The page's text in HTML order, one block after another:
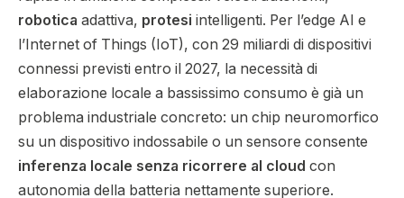
robotica adattiva, protesi intelligenti. Per l’edge AI e
l’Internet of Things (IoT), con 29 miliardi di dispositivi
connessi previsti entro il 2027, la necessità di
elaborazione locale a bassissimo consumo è già un
problema industriale concreto: un chip neuromorfico
su un dispositivo indossabile o un sensore consente
inferenza locale senza ricorrere al cloud con
autonomia della batteria nettamente superiore.